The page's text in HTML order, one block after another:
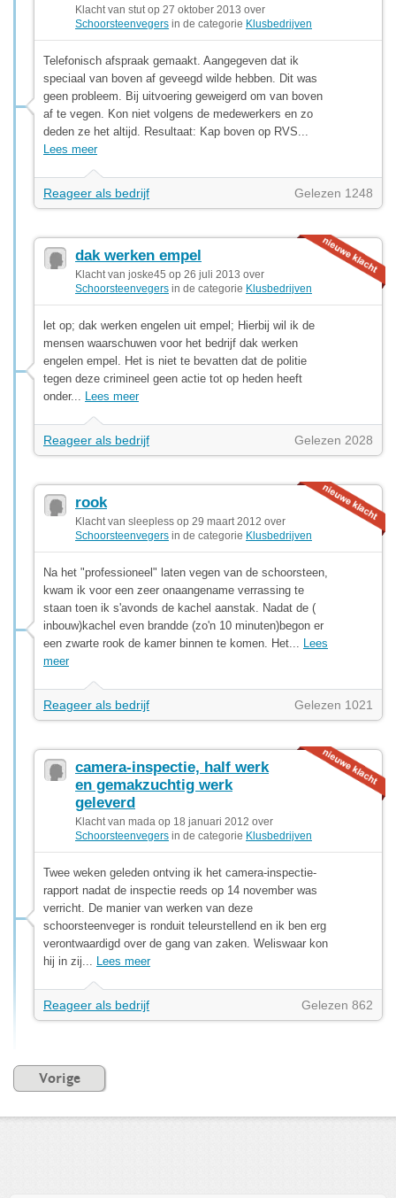
Klacht van stut op 27 oktober 2013 over
Schoorsteenvegers in de categorie Klusbedrijven
Telefonisch afspraak gemaakt. Aangegeven dat ik
speciaal van boven af geveegd wilde hebben. Dit was
geen probleem. Bij uitvoering geweigerd om van boven
af te vegen. Kon niet volgens de medewerkers en zo
deden ze het altijd. Resultaat: Kap boven op RVS...
Lees meer
Reageer als bedrijf Gelezen 1248
dak werken empel
Klacht van joske45 op 26 juli 2013 over
Schoorsteenvegers in de categorie Klusbedrijven
let op; dak werken engelen uit empel; Hierbij wil ik de
mensen waarschuwen voor het bedrijf dak werken
engelen empel. Het is niet te bevatten dat de politie
tegen deze crimineel geen actie tot op heden heeft
onder... Lees meer
Reageer als bedrijf Gelezen 2028
rook
Klacht van sleepless op 29 maart 2012 over
Schoorsteenvegers in de categorie Klusbedrijven
Na het "professioneel" laten vegen van de schoorsteen,
kwam ik voor een zeer onaangename verrassing te
staan toen ik s'avonds de kachel aanstak. Nadat de (
inbouw)kachel even brandde (zo'n 10 minuten)begon er
een zwarte rook de kamer binnen te komen. Het... Lees
meer
Reageer als bedrijf Gelezen 1021
camera-inspectie, half werk
en gemakzuchtig werk
geleverd
Klacht van mada op 18 januari 2012 over
Schoorsteenvegers in de categorie Klusbedrijven
Twee weken geleden ontving ik het camera-inspectie-
rapport nadat de inspectie reeds op 14 november was
verricht. De manier van werken van deze
schoorsteenveger is ronduit teleurstellend en ik ben erg
verontwaardigd over de gang van zaken. Weliswaar kon
hij in zij... Lees meer
Reageer als bedrijf Gelezen 862
Vorige